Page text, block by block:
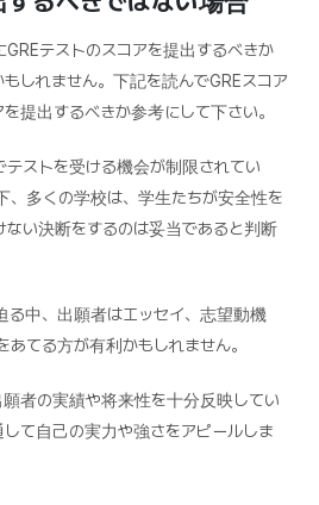
テストのスコアを提出するべきか
しれません。下記を読んでGREスコア
提出するべきか参考にして下さい。
トを受ける機会が制限されてい
、多くの学校は、学生たちが安全性を
い決断をするのは妥当であると判断
、出願者はエッセイ、志望動機
てる方が有利かもしれません。
の実績や将来性を十分反映してい
て自己の実力や強さをアピールしま